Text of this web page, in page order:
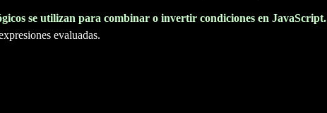
se utilizan para combinar o invertir condiciones en JavaScript.
evaluadas.